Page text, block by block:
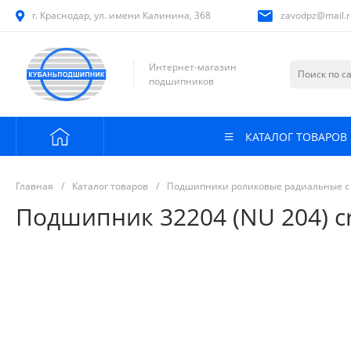
г. Краснодар, ул. имени Калинина, 368
Интернет-магазин
подшипников
КАТАЛОГ ТОВАРОВ
Главная / Каталог товаров / Подшипники роликовые радиальные
Подшипник 32204 (NU 204)